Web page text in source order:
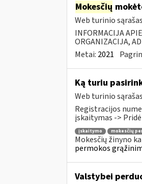
Mokesčių
Web turinio sąrašas
INFORMACIJA
ORGANIZACIJA,
Metai: 2021
Ką turiu
Web turinio sąrašas
Registracijos
įskaitymas ->
įskaitymo mokesčių
Mokesčių žinyno
permokos
Valstybei